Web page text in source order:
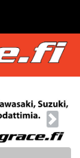
Next